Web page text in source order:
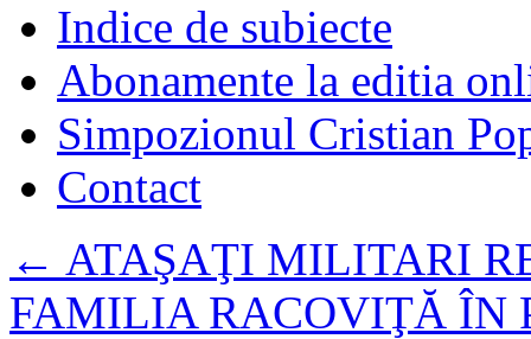
Indice de subiecte
Abonamente la editia
Simpozionul Cristian
Contact
← ATAŞAŢI MILITARI
FAMILIA RACOVIŢĂ ÎN